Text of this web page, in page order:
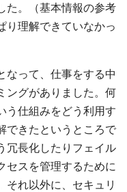
た。（基本情報の参考
り理解できていなかっ
なって、仕事をする中
ングがありました。何
う仕組みをどう利用す
できたというところで
冗長化したりフェイル
セスを管理するために
それ以外に、セキュリ